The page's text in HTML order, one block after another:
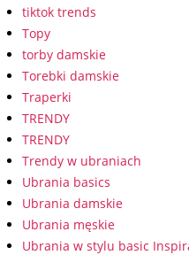
tiktok trends
Topy
torby damskie
Torebki damskie
Traperki
TRENDY
TRENDY
Trendy w ubraniach
Ubrania basics
Ubrania damskie
Ubrania męskie
Ubrania w stylu basic